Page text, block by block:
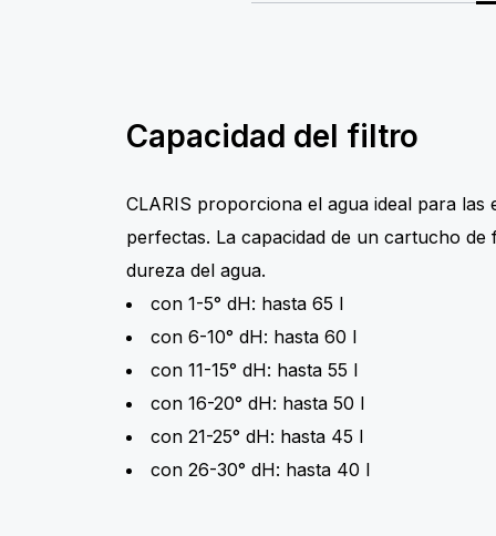
Capacidad del filtro
CLARIS proporciona el agua ideal para las
perfectas. La capacidad de un cartucho de
dureza del agua.
con 1-5° dH: hasta 65 l
con 6-10° dH: hasta 60 l
con 11-15° dH: hasta 55 l
con 16-20° dH: hasta 50 l
con 21-25° dH: hasta 45 l
con 26-30° dH: hasta 40 l